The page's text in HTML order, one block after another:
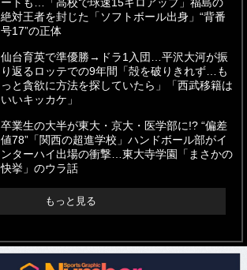
ートも…「高校で球速15キロアップ」福島の
絶対王者を封じた「ソフトボール出身」“背番
号17”の正体
仙台育英で準優勝→ドラ1入団…平沢大河が振
り返るロッテでの9年間「殻を破りきれず…も
っと貪欲に方法を探していたら」「西武移籍は
いいキッカケ」
卒業生の大半が東大・京大・医学部に!? “偏差
値78”「関西の超進学校」ハンドボール部がイ
ンターハイ出場の衝撃…東大寺学園「まさかの
快挙」のウラ話
もっと見る